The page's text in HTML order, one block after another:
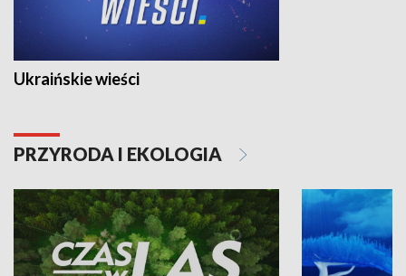
Ukraińskie wieści
PRZYRODA I EKOLOGIA